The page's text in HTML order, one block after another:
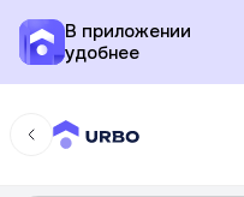
В приложении
удобнее